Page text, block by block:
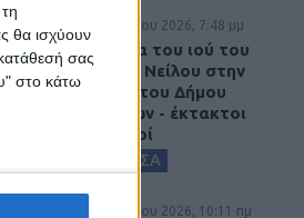
θα ισχύουν
σας
στο κάτω
6 Αυγούστου 2026, 7:48 μμ
Κρούσμα του ιού του
Δυτικού Νείλου στην
Κυψέλη του Δήμου
Σοφάδων - έκτακτοι
ψεκασμοί
ΚΑΡΔΙΤΣΑ
6 Αυγούστου 2026, 10:11 πμ